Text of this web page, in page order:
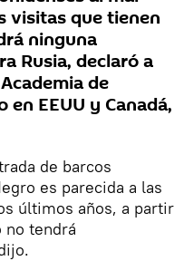
visitas que tienen
ninguna
Rusia, declaró a
de
en EEUU y Canadá,
de barcos
es parecida a las
últimos años, a partir
no tendrá